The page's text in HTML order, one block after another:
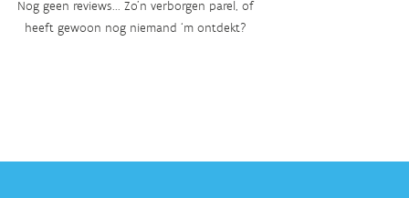
Nog geen reviews... Zo’n verborgen parel, of
heeft gewoon nog niemand ‘m ontdekt?